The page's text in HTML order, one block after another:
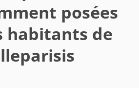
posées
habitants de